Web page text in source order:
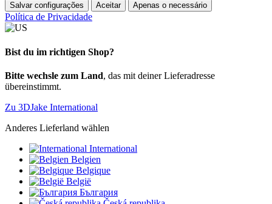
Salvar configurações Aceitar Apenas o necessário
Política de Privacidade
Bist du im richtigen Shop?
Bitte wechsle zum Land, das mit deiner Lieferadresse
übereinstimmt.
Zu 3DJake International
Anderes Lieferland wählen
International
Belgien
Belgique
België
България